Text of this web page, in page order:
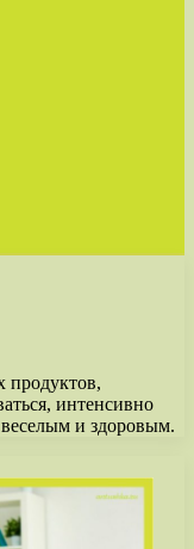
продуктов,
интенсивно
и здоровым.